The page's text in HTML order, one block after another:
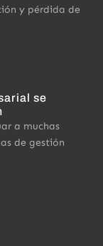
y pérdida de
se
a muchas
de gestión